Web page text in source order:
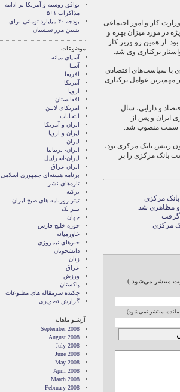
کار و امور اجتماعی
در مورد میزان بهره و
از همین رو وزیر کار
برکناری وی شد.
با سیاست‌های اقتصادی
مهم‌ترین عوامل برکناری
و دارایی، سال
ایران و پس از
سمت منصوب شد.
رییس بانک مرکزی بود،
بانک مرکزی را بر
مرکزی
و مظاهری شد
گرفت
مرکزی
منتشر می‌شود.)
مانده، منتشر نمی‌شود)
توافق روسیه و آمریکا بر ادامه
مذاکرات ۱+۵
بودجه ۴۰ میلیارد تومانی برای
بستن مرز سیستان
موضوعات
آسيای ميانه
آسیا
آفریقا
آمریکا
اروپا
افغانستان
امریکای لاتین
انتخابات
ايران و آمريکا
ايران و اروپا
ایران
ایران- بریتانیا
ایران-اسراییل
ایران-عراق
برنامه هسته‌ای جمهوری اسلامی
تازه‌های نشر
ترکیه
تیتر روزنامه های صبح ایران
تیتر یک
جهان
حوزه خلیج فارس
خاورمیانه
خبرهای نیمروزی
دانشجویان
زنان
عراق
ورزش
پاکستان
چکیده سرمقاله های مطبوعات
گزارش تصويری
آرشیو ماهانه
September 2008
August 2008
July 2008
June 2008
May 2008
April 2008
March 2008
February 2008